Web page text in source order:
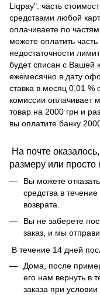
Liqpay": часть
средствами любой
оплачиваете по
можете оплатить
недостаточности
будет списан с Вашей
ежемесячно в дату
ставка в месяц 0,01 %
комиссии оплачивает
товар на 2000 грн и
вы оплатите банку
На почте
размеру или просто
Вы можете
средства в
возврата.
Вы не заберете
заказ, и мы
В течение 14 дней
Дома, после
его нам вернуть в
заказа при